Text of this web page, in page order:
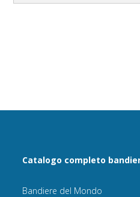
Catalogo completo
Bandiere del Mondo